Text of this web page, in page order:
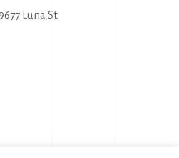
Luna St.